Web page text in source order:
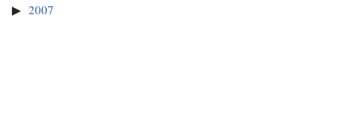
2007